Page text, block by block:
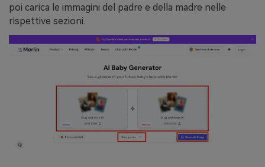
poi carica le immagini del padre e della madre nelle
rispettive sezioni.